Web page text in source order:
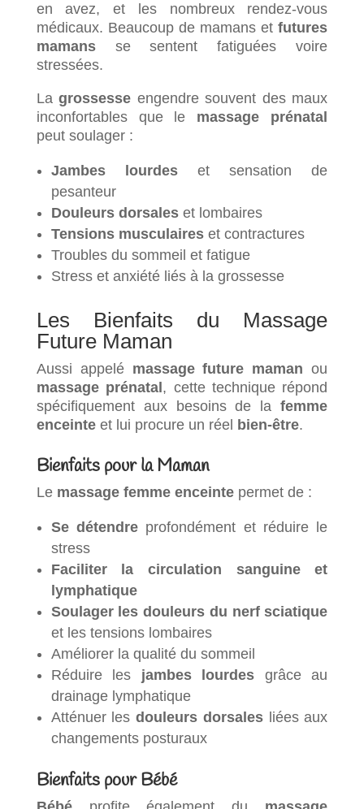
en avez, et les nombreux rendez-vous
médicaux. Beaucoup de mamans etfutures
mamansse sentent fatiguées voire
stressées.
Lagrossesse engendre souvent des maux
inconfortables que le massage prénatal
peut soulager :
Jambes lourdeset sensation de
pesanteur
Douleurs dorsaleset lombaires
Tensions musculaireset contractures
Troubles du sommeil et fatigue
Stress et anxiété liés à la grossesse
Les Bienfaits du Massage
Future Maman
Aussi appelé massage future maman ou
massage prénatal , cette technique répond
spécifiquement aux besoins de lafemme
enceinteet lui procure un réel bien-être.
Bienfaits pour la Maman
Le massage femme enceintepermet de :
Se détendre profondément et réduire le
stress
Faciliter la circulation sanguine et
lymphatique
Soulager les douleurs du nerf sciatique
et les tensions lombaires
Améliorer la qualité du sommeil
Réduire les jambes lourdes grâce au
drainage lymphatique
Atténuer lesdouleurs dorsalesliées aux
changements posturaux
Bienfaits pour Bébé